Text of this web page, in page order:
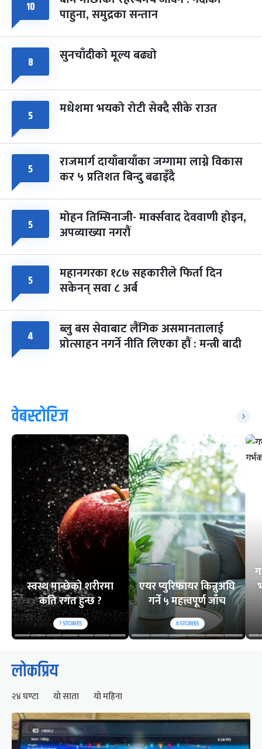
८ फागुपूर्णिमा
चैत्र ८, २०८३-Mar 22, 2027
७ महिना बाँकी
१० पाहुना, समुद्रका सन्तान
८ सुनचाँदीको मूल्य बढ्यो
५ मधेशमा भयको रोटी सेक्दै सीके राउत
५ राजमार्ग दायाँबायाँका जग्गामा लाग्ने विकास
कर ५ प्रतिशत बिन्दु बढाइँदै
५ मोहन तिम्सिनाजी- मार्क्सवाद देववाणी होइन,
अपव्याख्या नगरौं
५ महानगरका १८७ सहकारीले फिर्ता दिन
सकेनन् सवा ८ अर्ब
४ ब्लु बस सेवाबाट लैंगिक असमानतालाई
प्रोत्साहन नगर्ने नीति लिएका हौं : मन्त्री बादी
वेबस्टोरिज
स्वस्थ मान्छेको शरीरमा
कति रगत हुन्छ ?
7STORIES
एयर प्युरिफायर किन्नुअघि
गर्ने ५ महत्त्वपूर्ण जाँच
6STORIES
लोकप्रिय
२४ घण्टा यो साता यो महिना